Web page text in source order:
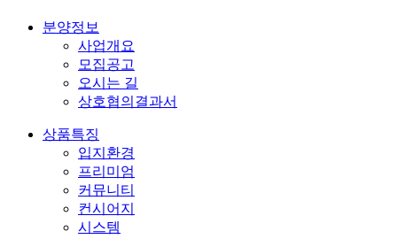
분양정보
사업개요
모집공고
오시는 길
상호협의결과서
상품특징
입지환경
프리미엄
커뮤니티
컨시어지
시스템